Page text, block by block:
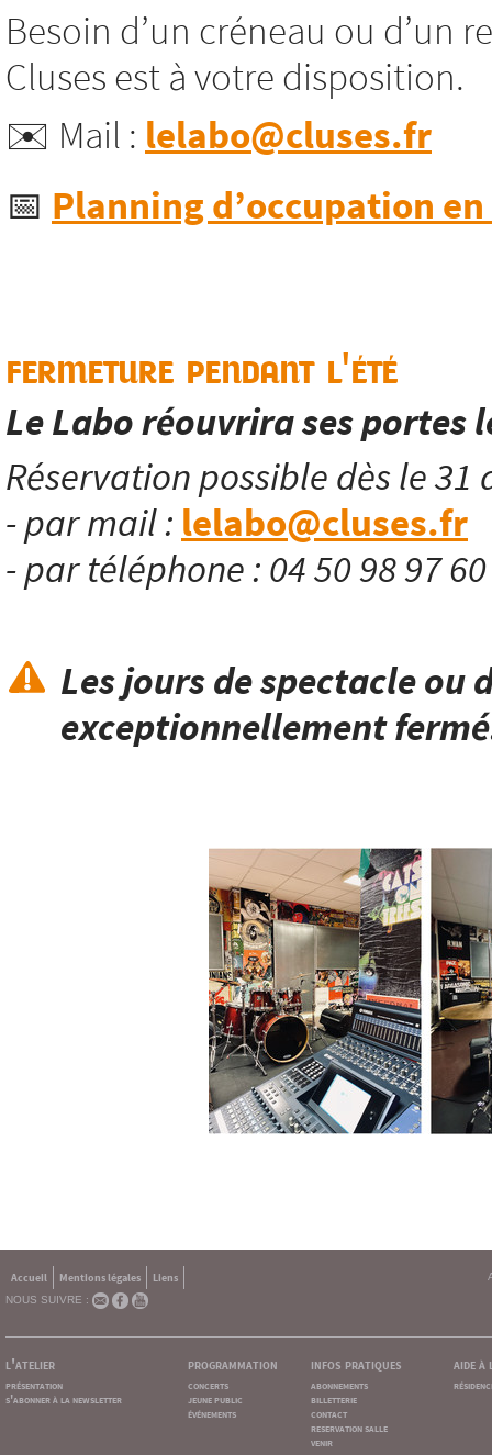
Besoin d’un créneau ou d’un
Cluses est à votre disposition.
✉️ Mail : lelabo@cluses.fr
📅 Planning d’occupation
fermeture pendant l'été
Le Labo réouvrira ses portes
Réservation possible dès le 31
- par mail : lelabo@cluses.fr
- par téléphone : 04 50 98 97
Les jours de spectacle ou
exceptionnellement
Accueil Mentions légales
Liens
NOUS SUIVRE :
l'atelier
présentation
s'abonner à la newsletter
programmation
concerts
jeune public
événements
infos pratiques
abonnements
billetterie
contact
reservation salle
venir
aide